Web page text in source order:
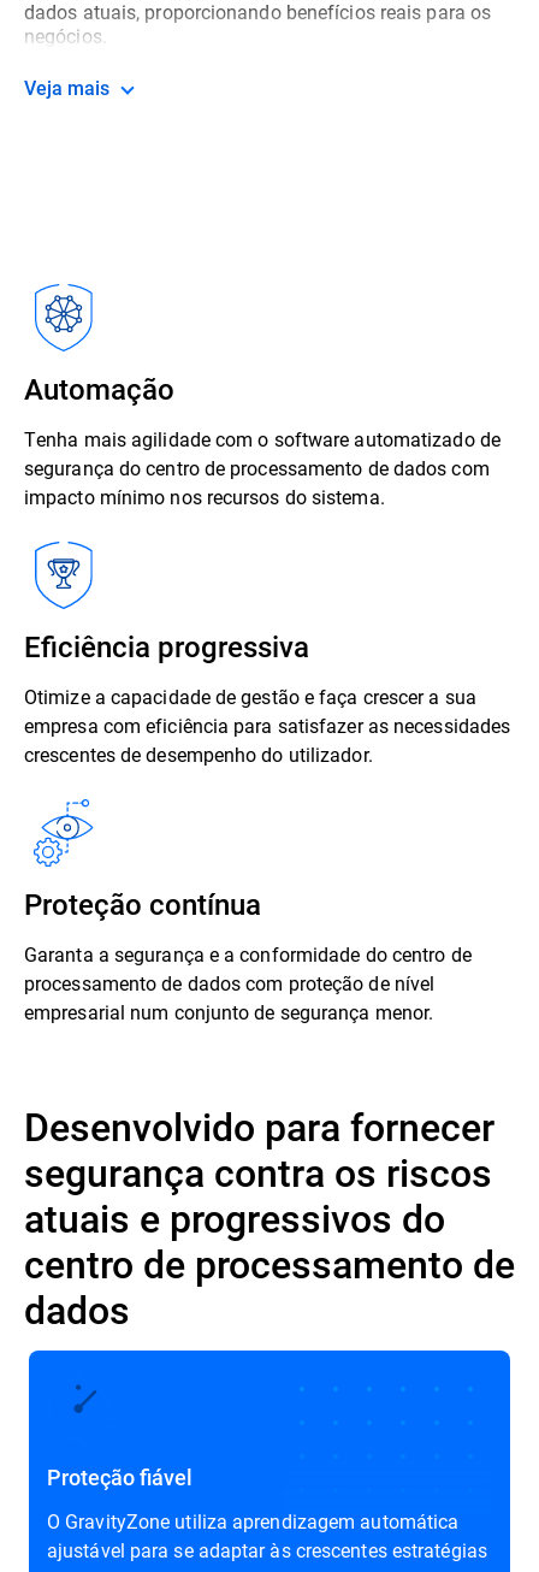
dados atuais, proporcionando benefícios reais para os
negócios.
Veja mais
Automação
Tenha mais agilidade com o software automatizado de
segurança do centro de processamento de dados com
impacto mínimo nos recursos do sistema.
Eficiência progressiva
Otimize a capacidade de gestão e faça crescer a sua
empresa com eficiência para satisfazer as necessidades
crescentes de desempenho do utilizador.
Proteção contínua
Garanta a segurança e a conformidade do centro de
processamento de dados com proteção de nível
empresarial num conjunto de segurança menor.
Desenvolvido para fornecer
segurança contra os riscos
atuais e progressivos do
centro de processamento de
dados
Proteção fiável
O GravityZone utiliza aprendizagem automática
ajustável para se adaptar às crescentes estratégias